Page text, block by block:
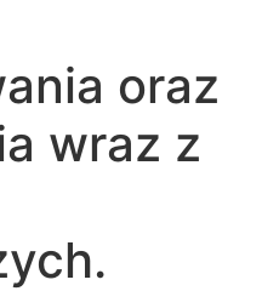
oraz
wraz z